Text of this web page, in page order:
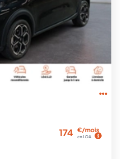
174 €/mois
en LOA